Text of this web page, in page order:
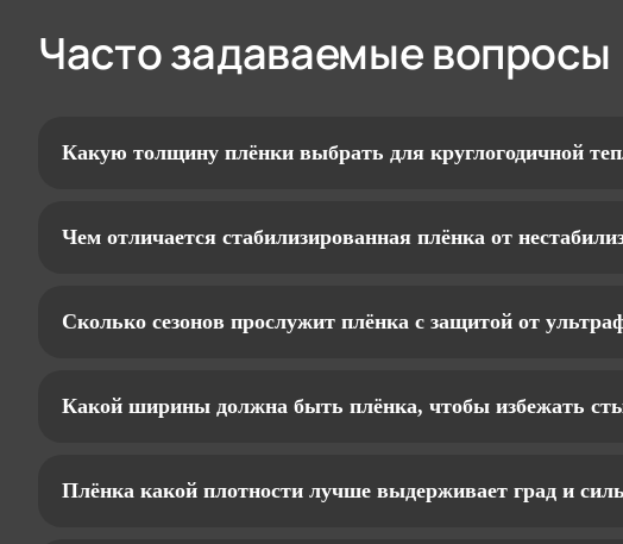
Часто задаваемые вопросы
Какую толщину плёнки выбрать для круглогодичной
Чем отличается стабилизированная плёнка от
Сколько сезонов прослужит плёнка с защитой от
Какой ширины должна быть плёнка, чтобы избежать
Плёнка какой плотности лучше выдерживает град и